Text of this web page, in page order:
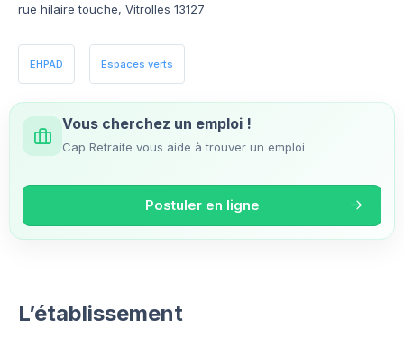
rue hilaire touche, Vitrolles 13127
EHPAD Espaces verts
Vous cherchez un emploi !
Cap Retraite vous aide à trouver un emploi
Postuler en ligne
L’établissement